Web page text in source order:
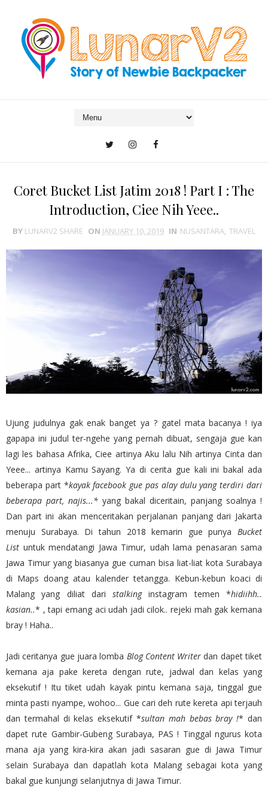
Coret Bucket List Jatim 2018 ! Part I : The
Introduction, Ciee Nih Yeee..
BY LUNARV2 SHARE ON JANUARY 10, 2019 IN NUSANTARA, TRAVEL
Ujung judulnya gak enak banget ya ? gatel mata bacanya ! iya
gapapa ini judul ter-ngehe yang pernah dibuat, sengaja gue kan
lagi les bahasa Afrika, Ciee artinya Aku lalu Nih artinya Cinta dan
Yeee... artinya Kamu Sayang. Ya di cerita gue kali ini bakal ada
beberapa part *kayak facebook gue pas alay dulu yang terdiri dari
beberapa part, najis...* yang bakal diceritain, panjang soalnya !
Dan part ini akan menceritakan perjalanan panjang dari Jakarta
menuju Surabaya. Di tahun 2018 kemarin gue punya Bucket
List untuk mendatangi Jawa Timur, udah lama penasaran sama
Jawa Timur yang biasanya gue cuman bisa liat-liat kota Surabaya
di Maps doang atau kalender tetangga. Kebun-kebun koaci di
Malang yang diliat daristalkinginstagram temen *hidiihh..
kasian..* , tapi emang aci udah jadi cilok.. rejeki mah gak kemana
bray ! Haha..
Jadi ceritanya gue juara lomba Blog Content Writer dan dapet tiket
kemana aja pake kereta dengan rute, jadwal dan kelas yang
eksekutif ! Itu tiket udah kayak pintu kemana saja, tinggal gue
minta pasti nyampe, wohoo... Gue cari deh rute kereta api terjauh
dan termahal di kelas eksekutif *sultan mah bebas bray !* dan
dapet rute Gambir-Gubeng Surabaya, PAS ! Tinggal ngurus kota
mana aja yang kira-kira akan jadi sasaran gue di Jawa Timur
selain Surabaya dan dapatlah kota Malang sebagai kota yang
bakal gue kunjungi selanjutnya di Jawa Timur.